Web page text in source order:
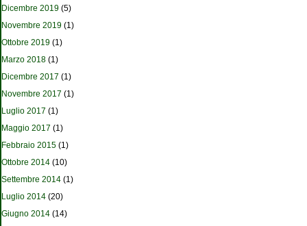
Dicembre 2019 (5)
Novembre 2019 (1)
Ottobre 2019 (1)
Marzo 2018 (1)
Dicembre 2017 (1)
Novembre 2017 (1)
Luglio 2017 (1)
Maggio 2017 (1)
Febbraio 2015 (1)
Ottobre 2014 (10)
Settembre 2014 (1)
Luglio 2014 (20)
Giugno 2014 (14)